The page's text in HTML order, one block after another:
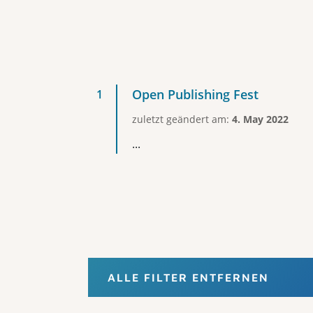
Open Publishing Fest
zuletzt geändert am: 4. May 2022
...
ALLE FILTER ENTFERNEN